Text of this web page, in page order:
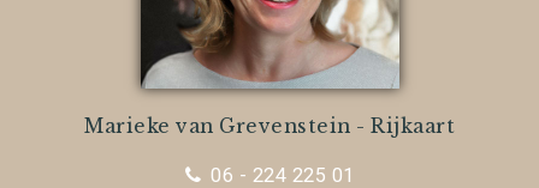
Marieke van Grevenstein - Rijkaart
06 - 224 225 01